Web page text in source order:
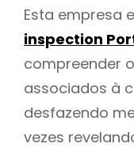
Esta empresa
inspection
compreender
associados à
desfazendo
vezes